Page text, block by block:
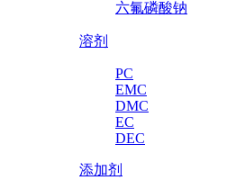
六氟磷酸钠
溶剂
PC
EMC
DMC
EC
DEC
添加剂